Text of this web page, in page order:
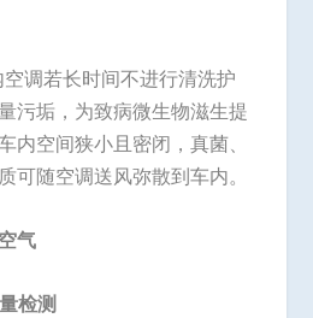
调若长时间不进行清洗护
污垢，为致病微生物滋生提
内空间狭小且密闭，真菌、
可随空调送风弥散到车内。
气
检测